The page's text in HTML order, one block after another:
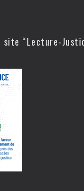
site “Lecture-